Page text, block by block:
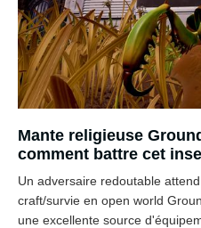
Mante religieuse
comment battre cet
Un adversaire redoutable
craft/survie en open world
une excellente source